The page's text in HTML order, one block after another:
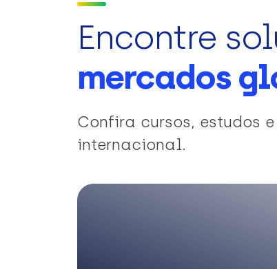
Encontre
mercados
Confira cursos, estudos
internacional.